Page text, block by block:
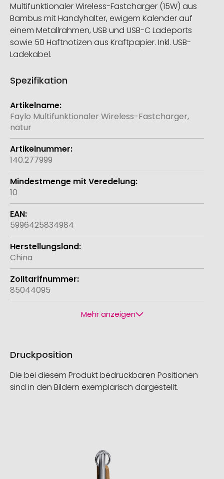
Multifunktionaler Wireless-Fastcharger (15W) aus
Bambus mit Handyhalter, ewigem Kalender auf
einem Metallrahmen, USB und USB-C Ladeports
sowie 50 Haftnotizen aus Kraftpapier. Inkl. USB-
Ladekabel.
Spezifikation
Weitere
Informationen
Faylo Multifunktionaler Wireless-Fastcharger,
natur
140.277999
10
5996425834984
China
85044095
Mehr anzeigen
Druckposition
Die bei diesem Produkt bedruckbaren Positionen
sind in den Bildern exemplarisch dargestellt.